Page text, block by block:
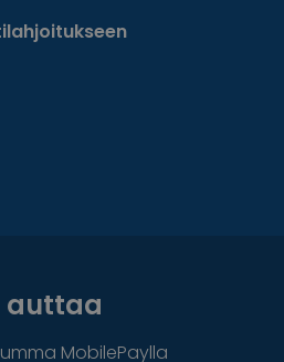
auttaa
MobilePaylla